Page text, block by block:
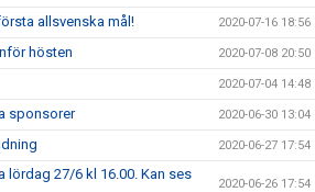
allsvenska mål! 2020-07-16 18:56
hösten 2020-07-08 20:50
2020-07-04 14:48
sponsorer 2020-06-30 13:04
2020-06-27 17:54
lördag 27/6 kl 16.00. Kan ses
2020-06-26 17:54